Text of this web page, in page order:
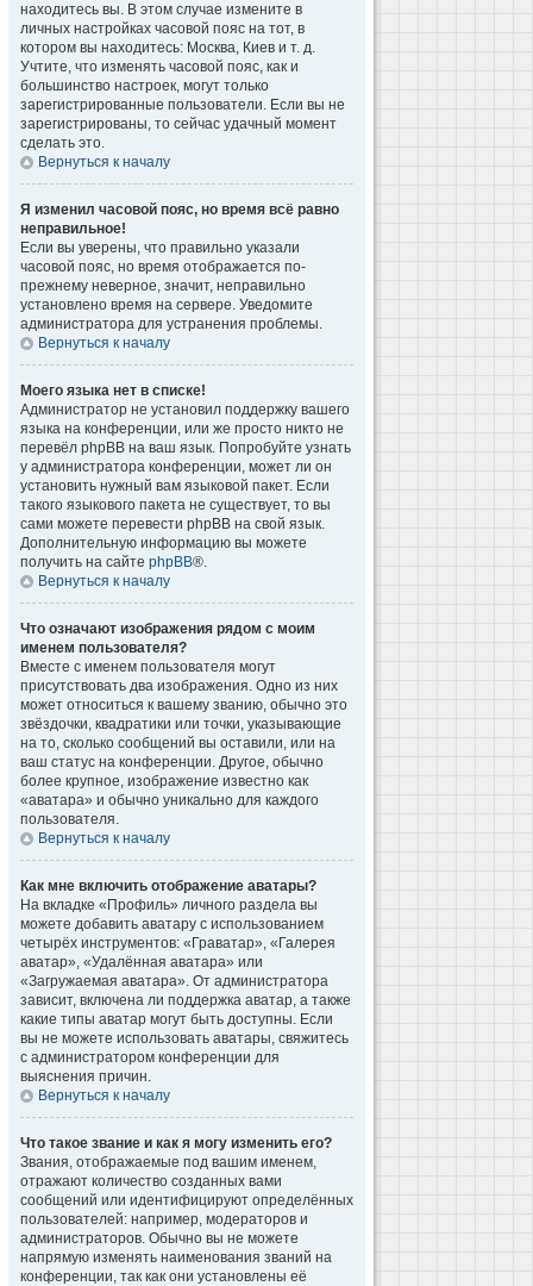
находитесь вы. В этом случае измените в
личных настройках часовой пояс на тот, в
котором вы находитесь: Москва, Киев и т. д.
Учтите, что изменять часовой пояс, как и
большинство настроек, могут только
зарегистрированные пользователи. Если вы не
зарегистрированы, то сейчас удачный момент
сделать это.
Вернуться к началу
Я изменил часовой пояс, но время всё равно
неправильное!
Если вы уверены, что правильно указали
часовой пояс, но время отображается по-
прежнему неверное, значит, неправильно
установлено время на сервере. Уведомите
администратора для устранения проблемы.
Вернуться к началу
Моего языка нет в списке!
Администратор не установил поддержку вашего
языка на конференции, или же просто никто не
перевёл phpBB на ваш язык. Попробуйте узнать
у администратора конференции, может ли он
установить нужный вам языковой пакет. Если
такого языкового пакета не существует, то вы
сами можете перевести phpBB на свой язык.
Дополнительную информацию вы можете
получить на сайте phpBB®.
Вернуться к началу
Что означают изображения рядом с моим
именем пользователя?
Вместе с именем пользователя могут
присутствовать два изображения. Одно из них
может относиться к вашему званию, обычно это
звёздочки, квадратики или точки, указывающие
на то, сколько сообщений вы оставили, или на
ваш статус на конференции. Другое, обычно
более крупное, изображение известно как
«аватара» и обычно уникально для каждого
пользователя.
Вернуться к началу
Как мне включить отображение аватары?
На вкладке «Профиль» личного раздела вы
можете добавить аватару с использованием
четырёх инструментов: «Граватар», «Галерея
аватар», «Удалённая аватара» или
«Загружаемая аватара». От администратора
зависит, включена ли поддержка аватар, а также
какие типы аватар могут быть доступны. Если
вы не можете использовать аватары, свяжитесь
с администратором конференции для
выяснения причин.
Вернуться к началу
Что такое звание и как я могу изменить его?
Звания, отображаемые под вашим именем,
отражают количество созданных вами
сообщений или идентифицируют определённых
пользователей: например, модераторов и
администраторов. Обычно вы не можете
напрямую изменять наименования званий на
конференции, так как они установлены её